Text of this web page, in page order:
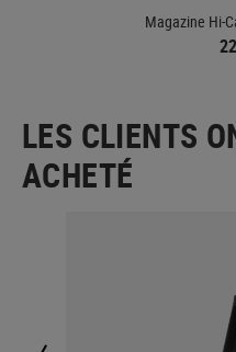
Magazine Hi-
LES CLIENTS
ACHETÉ